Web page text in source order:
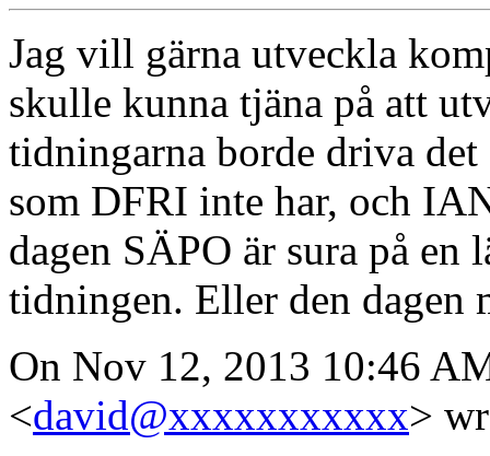
Jag vill gärna utveckla
skulle kunna tjäna på att
tidningarna borde driva
som DFRI inte har, och
dagen SÄPO är sura på en
tidningen. Eller den
On Nov 12, 2013 10:46
<david@xxxxxxxxxxx>